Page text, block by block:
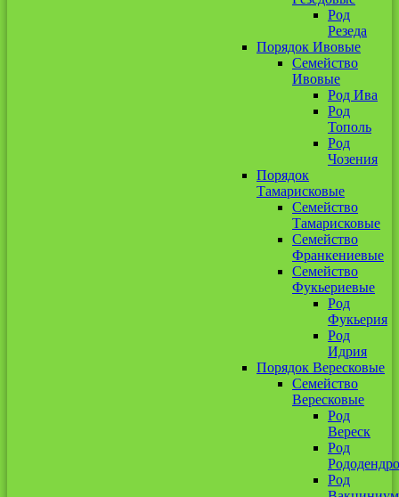
Род
Резеда
Порядок Ивовые
Семейство
Ивовые
Род Ива
Род
Тополь
Род
Чозения
Порядок
Тамарисковые
Семейство
Тамарисковые
Семейство
Франкениевые
Семейство
Фукьериевые
Род
Фукьерия
Род
Идрия
Порядок Вересковые
Семейство
Вересковые
Род
Вереск
Род
Род